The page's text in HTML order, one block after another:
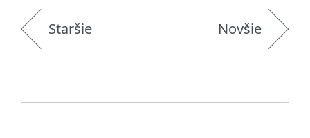
Staršie Novšie